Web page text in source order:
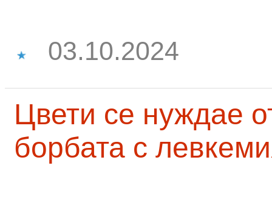
03.10.2024
Цвети се нуждае
борбата с